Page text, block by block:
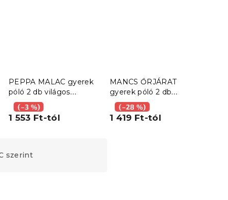
PEPPA MALAC gyerek
póló 2 db világos
rózsaszín/fehér -
különböző méretekben
(–3 %)
1 553 Ft-tól
MANCS ŐRJÁRAT
gyerek póló 2 db
rózsaszín/világos
rózsaszín - különböző
méretekben
(–28 %)
1 419 Ft-tól
szerint